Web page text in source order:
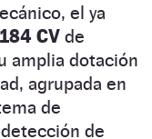
el ya
CV de
amplia dotación
agrupada en
de
de